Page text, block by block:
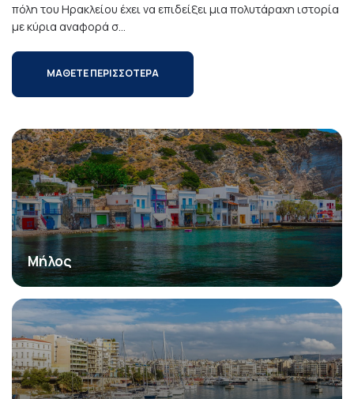
πόλη του Ηρακλείου έχει να επιδείξει μια πολυτάραχη ιστορία
με κύρια αναφορά σ...
ΜΑΘΕΤΕ ΠΕΡΙΣΣΟΤΕΡΑ
Μήλος